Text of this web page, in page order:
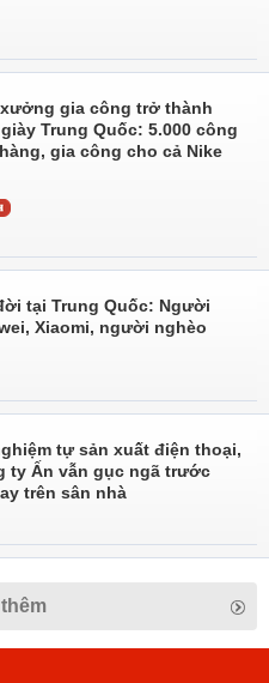
gia công trở thành
Trung Quốc: 5.000 công
gia công cho cả Nike
tại Trung Quốc: Người
Xiaomi, người nghèo
tự sản xuất điện thoại,
ty Ấn vẫn gục ngã trước
trên sân nhà